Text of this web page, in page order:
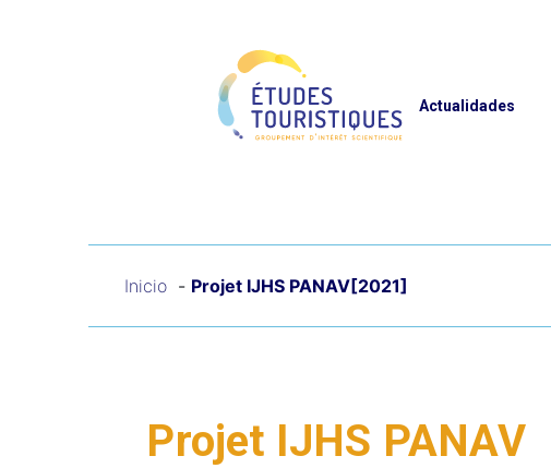
Actualidades
Inicio Projet IJHS PANAV[2021]
Projet IJHS PANAV